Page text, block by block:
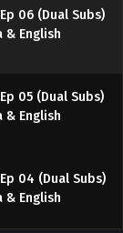
06 (Dual Subs)
& English
05 (Dual Subs)
& English
04 (Dual Subs)
& English